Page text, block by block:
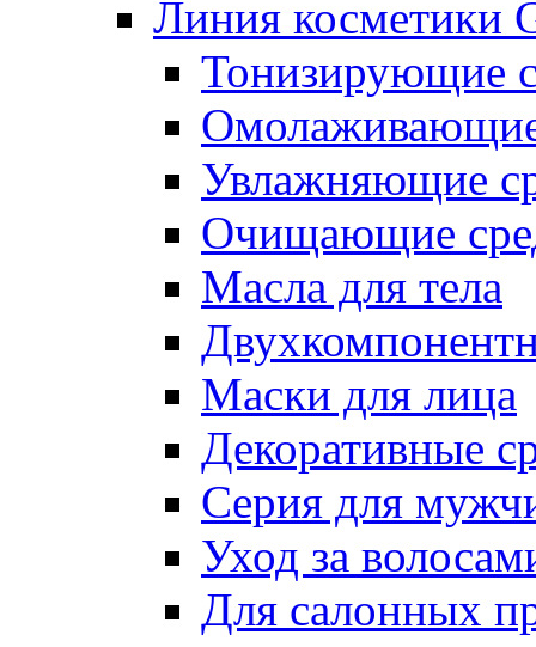
Линия косметики
Тонизирующие
Омолаживающие
Увлажняющие
Очищающие
Масла для тела
Маски для лица
Декоративные
Серия для
Уход за
Для салонных